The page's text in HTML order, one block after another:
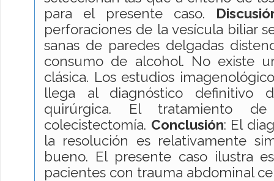
para el presente caso.
perforaciones de la vesícula biliar
sanas de paredes delgadas
consumo de alcohol. No existe
clásica. Los estudios
llega al diagnóstico definitivo
quirúrgica. El tratamiento
colecistectomía. Conclusión: El
la resolución es relativamente
bueno. El presente caso ilustra
pacientes con trauma abdominal